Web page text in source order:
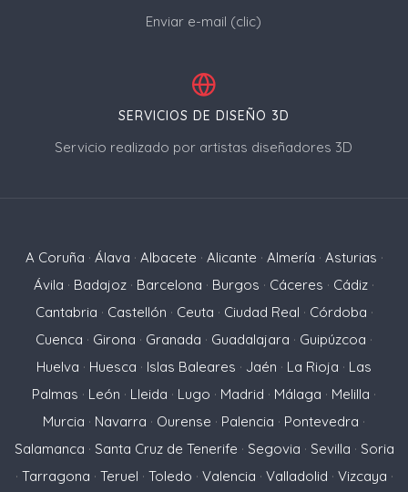
Enviar e-mail (clic)
SERVICIOS DE DISEÑO 3D
Servicio realizado por artistas diseñadores 3D
A Coruña · Álava · Albacete · Alicante · Almería · Asturias ·
Ávila · Badajoz · Barcelona · Burgos · Cáceres · Cádiz ·
Cantabria · Castellón · Ceuta · Ciudad Real · Córdoba ·
Cuenca · Girona · Granada · Guadalajara · Guipúzcoa ·
Huelva · Huesca · Islas Baleares · Jaén · La Rioja · Las
Palmas · León · Lleida · Lugo · Madrid · Málaga · Melilla ·
Murcia · Navarra · Ourense · Palencia · Pontevedra ·
Salamanca · Santa Cruz de Tenerife · Segovia · Sevilla · Soria
· Tarragona · Teruel · Toledo · Valencia · Valladolid · Vizcaya ·